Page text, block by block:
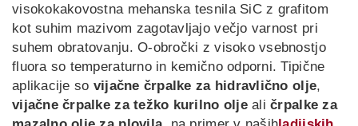
visokokakovostna mehanska tesnila SiC z grafitom
kot suhim mazivom zagotavljajo večjo varnost pri
suhem obratovanju. O-obročki z visoko vsebnostjo
fluora so temperaturno in kemično odporni. Tipične
aplikacije so vijačne črpalke za hidravlično olje,
vijačne črpalke za težko kurilno oljealičrpalke za